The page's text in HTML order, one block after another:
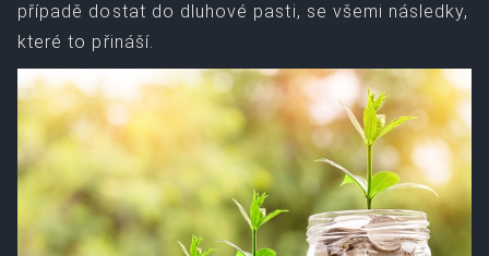
případě dostat do dluhové pasti, se všemi následky,
které to přináší.